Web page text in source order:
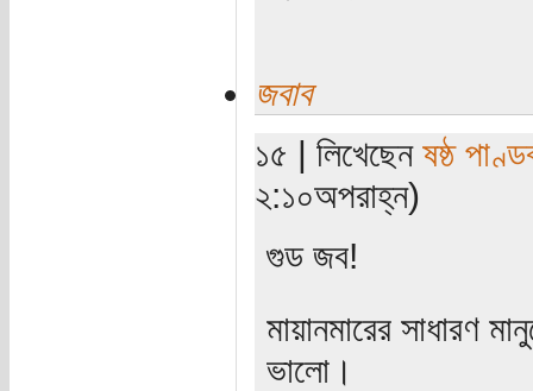
জবাব
১৫ | লিখেছেন ষষ্ঠ
২:১০অপরাহ্ন)
গুড জব!
মায়ানমারের সাধারণ
ভালো।